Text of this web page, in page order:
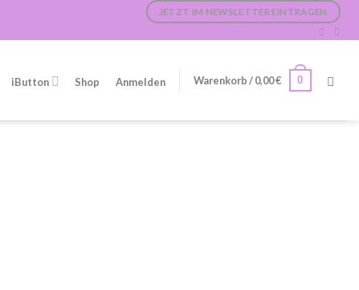
JETZT IM NEWSLETTER EINTRAGEN
iButton Shop Anmelden Warenkorb /0,00€ 0